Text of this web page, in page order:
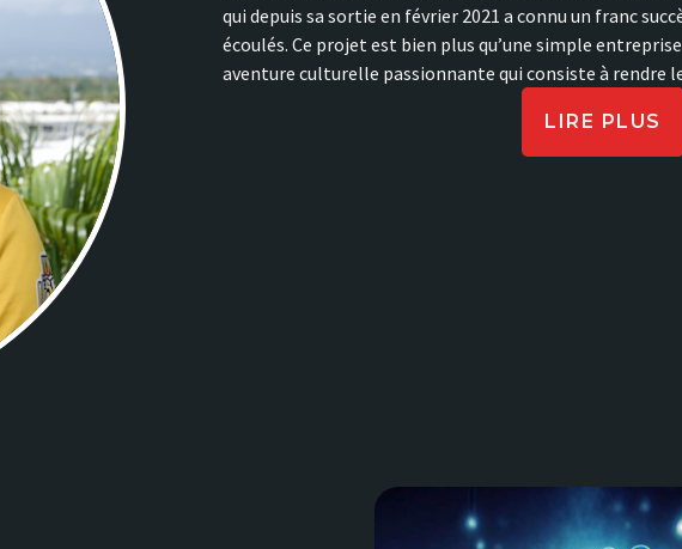
qui depuis sa sortie en février 2021 a connu un franc
écoulés. Ce projet est bien plus qu’une simple
aventure culturelle passionnante qui consiste à rendre
LIRE PLUS